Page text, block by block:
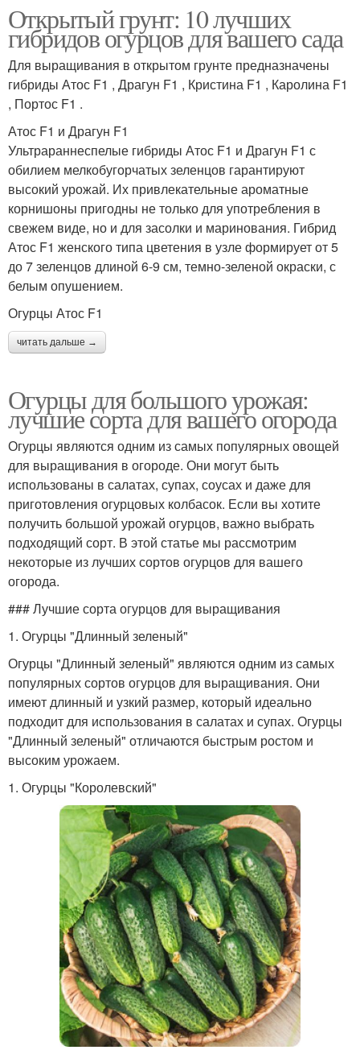
Открытый грунт: 10 лучших
гибридов огурцов для вашего сада
Для выращивания в открытом грунте предназначены
гибриды Атос F1 , Драгун F1 , Кристина F1 , Каролина F1
, Портос F1 .
Атос F1 и Драгун F1
Ультрараннеспелые гибриды Атос F1 и Драгун F1 с
обилием мелкобугорчатых зеленцов гарантируют
высокий урожай. Их привлекательные ароматные
корнишоны пригодны не только для употребления в
свежем виде, но и для засолки и маринования. Гибрид
Атос F1 женского типа цветения в узле формирует от 5
до 7 зеленцов длиной 6-9 см, темно-зеленой окраски, с
белым опушением.
Огурцы Атос F1
читать дальше →
Огурцы для большого урожая:
лучшие сорта для вашего огорода
Огурцы являются одним из самых популярных овощей
для выращивания в огороде. Они могут быть
использованы в салатах, супах, соусах и даже для
приготовления огурцовых колбасок. Если вы хотите
получить большой урожай огурцов, важно выбрать
подходящий сорт. В этой статье мы рассмотрим
некоторые из лучших сортов огурцов для вашего
огорода.
### Лучшие сорта огурцов для выращивания
1. Огурцы "Длинный зеленый"
Огурцы "Длинный зеленый" являются одним из самых
популярных сортов огурцов для выращивания. Они
имеют длинный и узкий размер, который идеально
подходит для использования в салатах и супах. Огурцы
"Длинный зеленый" отличаются быстрым ростом и
высоким урожаем.
1. Огурцы "Королевский"